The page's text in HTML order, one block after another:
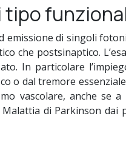
tipo
emissione di singoli
che postsinaptico.
In particolare
o dal tremore
vascolare, anche se
di Parkinson dai